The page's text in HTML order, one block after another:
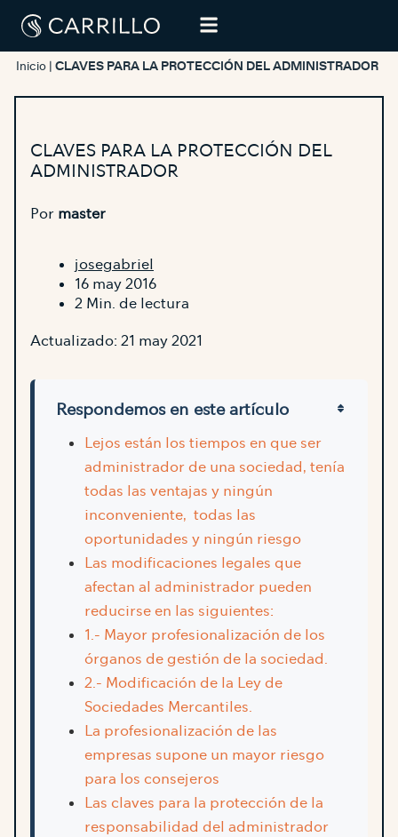
Inicio CLAVES PARA LA PROTECCIÓN DEL ADMINISTRADOR
CLAVES PARA LA PROTECCIÓN DEL
ADMINISTRADOR
Por master
josegabriel
16 may 2016
2 Min. de lectura
Actualizado: 21 may 2021
Respondemos en este artículo
Lejos están los tiempos en que ser
administrador de una sociedad, tenía
todas las ventajas y ningún
inconveniente, todas las
oportunidades y ningún riesgo
Las modificaciones legales que
afectan al administrador pueden
reducirse en las siguientes:
1.- Mayor profesionalización de los
órganos de gestión de la sociedad.
2.- Modificación de la Ley de
Sociedades Mercantiles.
La profesionalización de las
empresas supone un mayor riesgo
para los consejeros
Las claves para la protección de la
responsabilidad del administrador